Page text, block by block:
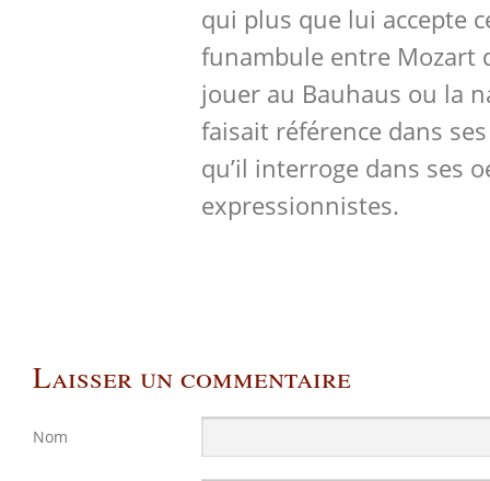
qui plus que lui accepte
funambule entre Mozart
jouer au Bauhaus ou la
faisait référence dans
qu’il interroge dans ses
expressionnistes.
Laisser un commentaire
Nom